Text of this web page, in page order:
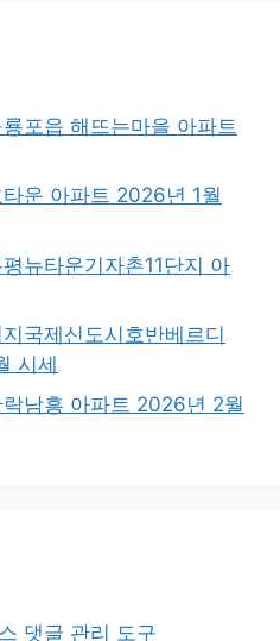
포읍 해뜨는마을 아파트
운 아파트 2026년 1월
뉴타운기자촌11단지 아
국제신도시호반베르디
시세
남흥 아파트 2026년 2월
댓글 관리 도구